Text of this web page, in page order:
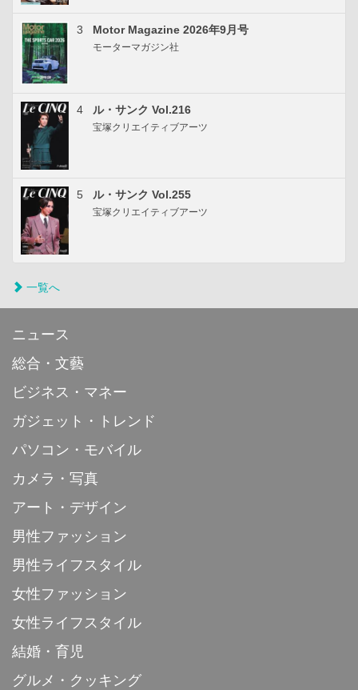
3 Motor Magazine 2026年9月号
モーターマガジン社
4 ル・サンク Vol.216
宝塚クリエイティブアーツ
5 ル・サンク Vol.255
宝塚クリエイティブアーツ
一覧へ
ニュース
総合・文藝
ビジネス・マネー
ガジェット・トレンド
パソコン・モバイル
カメラ・写真
アート・デザイン
男性ファッション
男性ライフスタイル
女性ファッション
女性ライフスタイル
結婚・育児
グルメ・クッキング